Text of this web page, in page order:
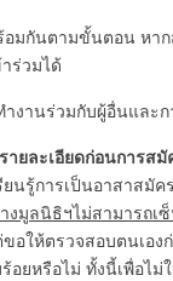
อมกันตามขั้นตอน หา
ร่วมได้
ำงานร่วมกับผู้อื่นแล
ยละเอียดก่อนการสมั
นรู้การเป็นอาสาสมั
มูลนิธิฯไม่สามารถเ
ให้ตรวจสอบตนเอ
ยหรือไม่ ทั้งนี้เพื่อไ